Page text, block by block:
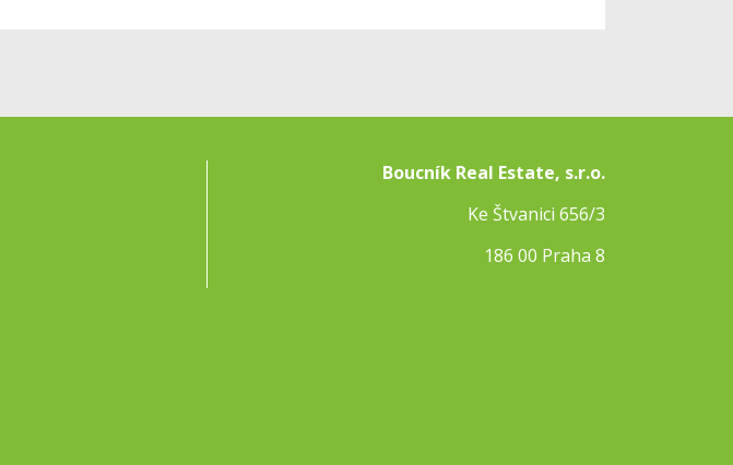
Boucník Real Estate, s.r.o.
Ke Štvanici 656/3
186 00 Praha 8